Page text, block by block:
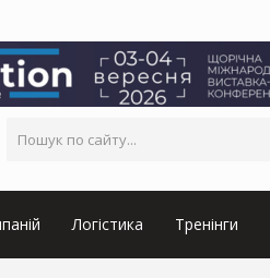
Логістика Тренінги